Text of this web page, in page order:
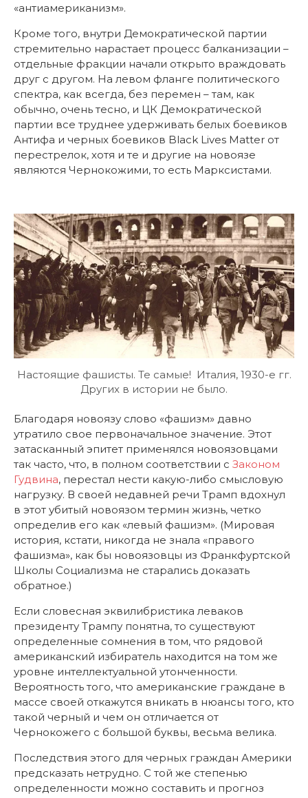
«антиамериканизм».
Кроме того, внутри Демократической партии
стремительно нарастает процесс балканизации –
отдельные фракции начали открыто враждовать
друг с другом. На левом фланге политического
спектра, как всегда, без перемен – там, как
обычно, очень тесно, и ЦК Демократической
партии все труднее удерживать белых боевиков
Антифа и черных боевиков Black Lives Matter от
перестрелок, хотя и те и другие на новоязе
являются Чернокожими, то есть Марксистами.
Настоящие фашисты. Те самые! Италия, 1930-е гг.
Других в истории не было.
Благодаря новоязу слово «фашизм» давно
утратило свое первоначальное значение. Этот
затасканный эпитет применялся новоязовцами
так часто, что, в полном соответствии с Законом
Гудвина, перестал нести какую-либо смысловую
нагрузку. В своей недавней речи Трамп вдохнул
в этот убитый новоязом термин жизнь, четко
определив его как «левый фашизм». (Мировая
история, кстати, никогда не знала «правого
фашизма», как бы новоязовцы из Франкфуртской
Школы Социализма не старались доказать
обратное.)
Если словесная эквилибристика леваков
президенту Трампу понятна, то существуют
определенные сомнения в том, что рядовой
американский избиратель находится на том же
уровне интеллектуальной утонченности.
Вероятность того, что американские граждане в
массе своей откажутся вникать в нюансы того, кто
такой черный и чем он отличается от
Чернокожего с большой буквы, весьма велика.
Последствия этого для черных граждан Америки
предсказать нетрудно. С той же степенью
определенности можно составить и прогноз